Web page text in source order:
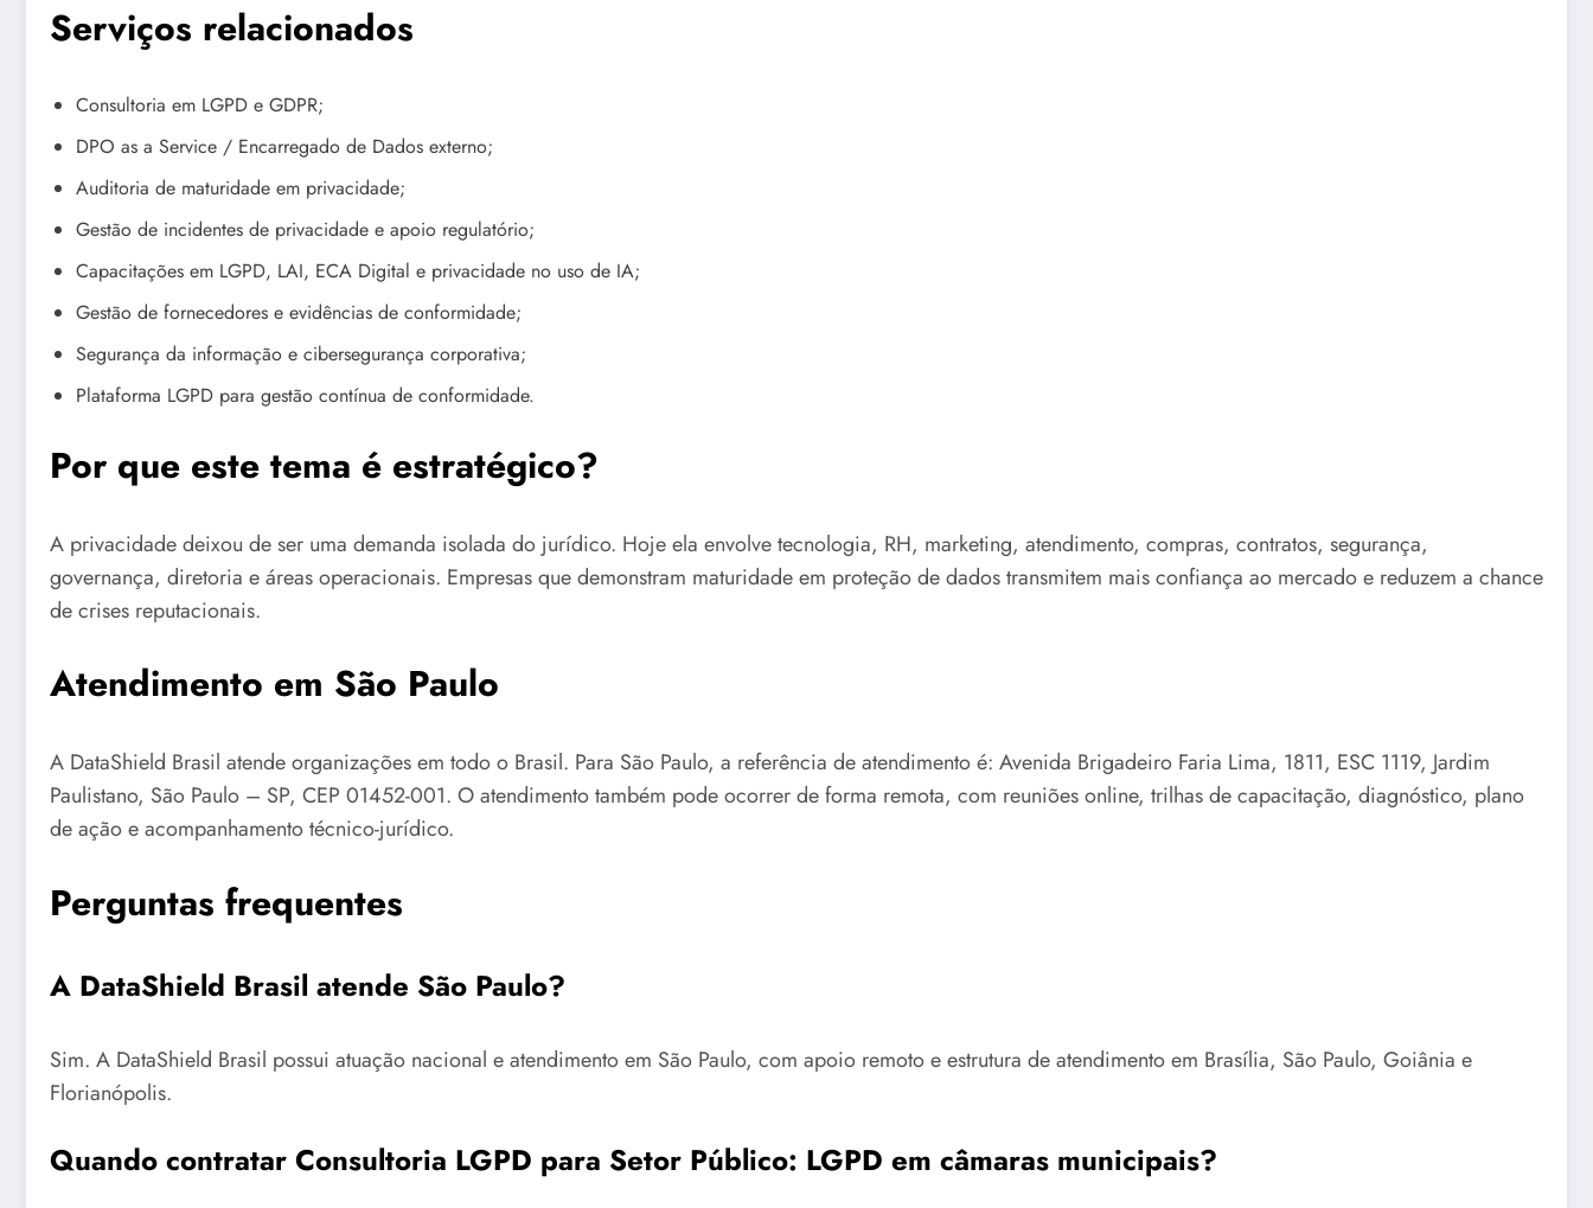
Serviços relacionados
Consultoria em LGPD e GDPR;
DPO as a Service / Encarregado de Dados externo;
Auditoria de maturidade em privacidade;
Gestão de incidentes de privacidade e apoio regulatório;
Capacitações em LGPD, LAI, ECA Digital e privacidade no uso de IA;
Gestão de fornecedores e evidências de conformidade;
Segurança da informação e cibersegurança corporativa;
Plataforma LGPD para gestão contínua de conformidade.
Por que este tema é estratégico?
A privacidade deixou de ser uma demanda isolada do jurídico. Hoje ela envolve tecnologia, RH, marketing, atendimento, compras, contratos, segurança,
governança, diretoria e áreas operacionais. Empresas que demonstram maturidade em proteção de dados transmitem mais confiança ao mercado e reduzem a chance
de crises reputacionais.
Atendimento em São Paulo
A DataShield Brasil atende organizações em todo o Brasil. Para São Paulo, a referência de atendimento é: Avenida Brigadeiro Faria Lima, 1811, ESC 1119, Jardim
Paulistano, São Paulo – SP, CEP 01452-001. O atendimento também pode ocorrer de forma remota, com reuniões online, trilhas de capacitação, diagnóstico, plano
de ação e acompanhamento técnico-jurídico.
Perguntas frequentes
A DataShield Brasil atende São Paulo?
Sim. A DataShield Brasil possui atuação nacional e atendimento em São Paulo, com apoio remoto e estrutura de atendimento em Brasília, São Paulo, Goiânia e
Florianópolis.
Quando contratar Consultoria LGPD para Setor Público: LGPD em câmaras municipais?